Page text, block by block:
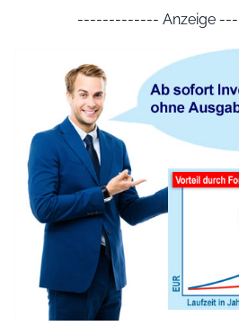
------------- Anzeige